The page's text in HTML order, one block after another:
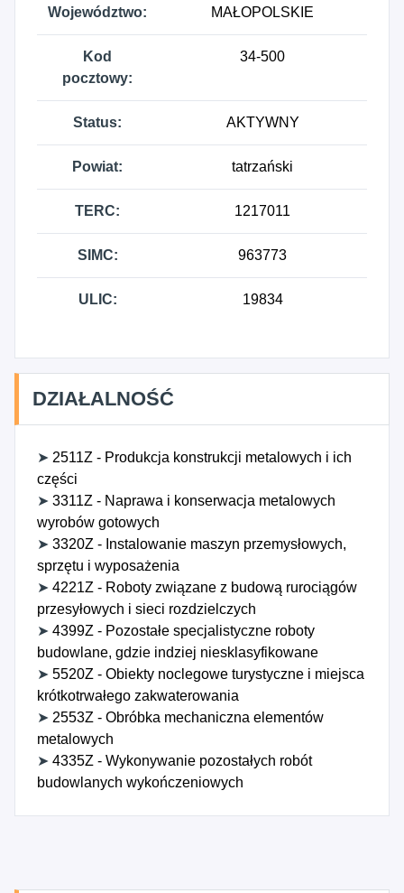
Województwo: MAŁOPOLSKIE
Kod
pocztowy:
34-500
Status: AKTYWNY
Powiat: tatrzański
TERC: 1217011
SIMC: 963773
ULIC: 19834
DZIAŁALNOŚĆ
➤ 2511Z - Produkcja konstrukcji metalowych i ich
części
➤ 3311Z - Naprawa i konserwacja metalowych
wyrobów gotowych
➤ 3320Z - Instalowanie maszyn przemysłowych,
sprzętu i wyposażenia
➤ 4221Z - Roboty związane z budową rurociągów
przesyłowych i sieci rozdzielczych
➤ 4399Z - Pozostałe specjalistyczne roboty
budowlane, gdzie indziej niesklasyfikowane
➤ 5520Z - Obiekty noclegowe turystyczne i miejsca
krótkotrwałego zakwaterowania
➤ 2553Z - Obróbka mechaniczna elementów
metalowych
➤ 4335Z - Wykonywanie pozostałych robót
budowlanych wykończeniowych